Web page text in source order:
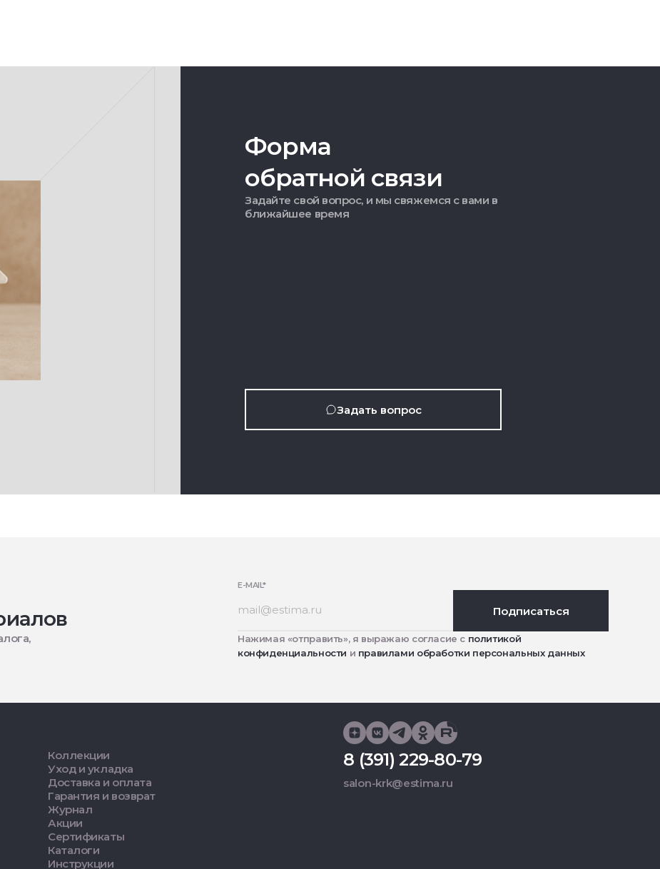
Форма
обратной связи
Задайте свой вопрос, и мы свяжемся с вами в
ближайшее время
Задать вопрос
E-MAIL*
Подписаться
Нажимая «отправить», я выражаю согласие с политикой
конфиденциальности и правилами обработки персональных данных
Коллекции
Уход и укладка
Доставка и оплата
Гарантия и возврат
Журнал
Акции
Сертификаты
Каталоги
Инструкции
8 (391) 229-80-79
salon-krk@estima.ru